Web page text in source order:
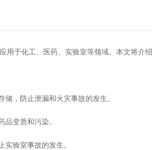
用于化工、医药、实验室等领域。本文将介
，防止泄漏和火灾事故的发生。
变质和污染。
验室事故的发生。